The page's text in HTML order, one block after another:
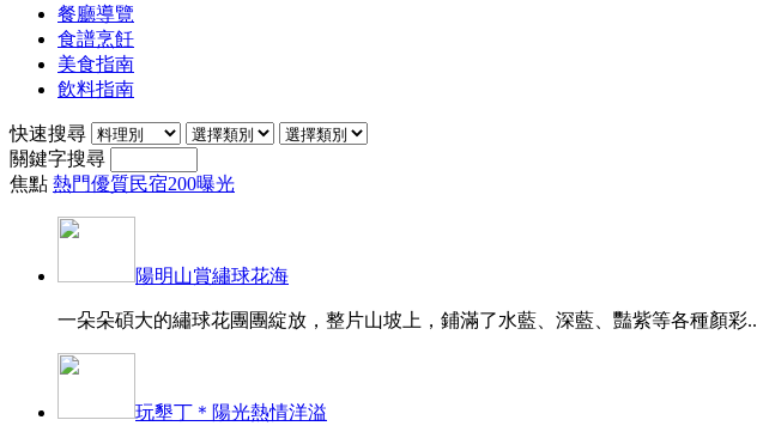
餐廳導覽
食譜烹飪
美食指南
飲料指南
快速搜尋
關鍵字搜尋
焦點 熱門優質民宿200曝光
陽明山賞繡球花海
一朵朵碩大的繡球花團團綻放，整片山坡上，鋪滿了水藍、深藍、豔紫等各種顏彩..
玩墾丁＊陽光熱情洋溢